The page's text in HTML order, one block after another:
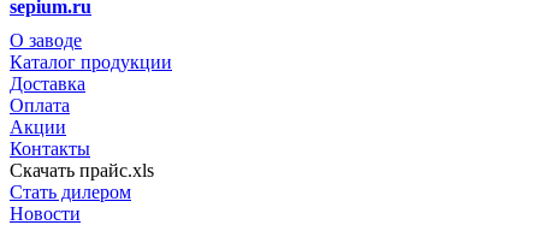
sepium.ru
О заводе
Каталог продукции
Доставка
Оплата
Акции
Контакты
Скачать прайс.xls
Стать дилером
Новости